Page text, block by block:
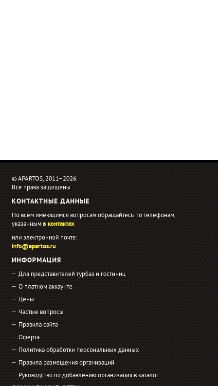
© APARTOS, 2011−2026
Все права защищены
КОНТАКТНЫЕ ДАННЫЕ
По всем имеющимся вопросам обращайтесь по телефонам,
указаннымв контактах
или электронной почте:
info@apartos.ru
ИНФОРМАЦИЯ
Для представителей турбаз и гостиниц
О платном аккаунте
Цены
Частые вопросы
Правила сайта
Оферта
Политика обработки персональных данных
Правила размещения организаций
Руководство по добавлению организация в каталог